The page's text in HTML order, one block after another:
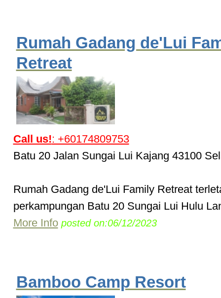
Rumah Gadang de'Lui
Retreat
Call us!: +60174809753
Batu 20 Jalan Sungai Lui Kajang 43100
Rumah Gadang de'Lui Family Retreat
perkampungan Batu 20 Sungai Lui Hulu
More Info posted on:06/12/2023
Bamboo Camp Resort